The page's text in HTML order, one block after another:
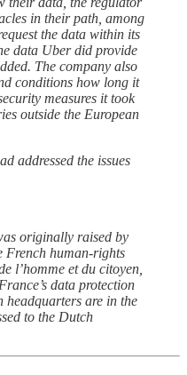
in their path, among
the data within its
data Uber did provide
The company also
conditions how long it
measures it took
outside the European
addressed the issues
originally raised by
French human-rights
l’homme et du citoyen,
data protection
headquarters are in the
to the Dutch